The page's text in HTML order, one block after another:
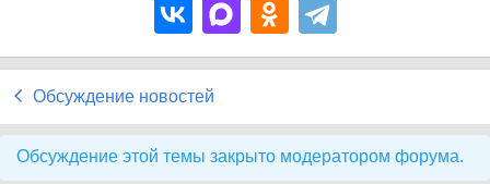
Обсуждение новостей
Обсуждение этой темы закрыто модератором форума.